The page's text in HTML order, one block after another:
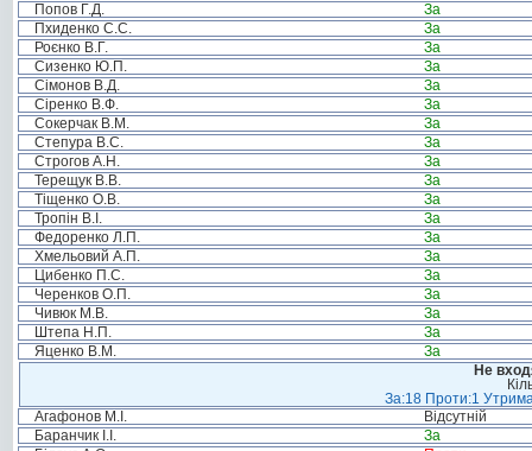
Попов Г.Д.
За
Пхиденко С.С.
За
Роєнко В.Г.
За
Сизенко Ю.П.
За
Сімонов В.Д.
За
Сіренко В.Ф.
За
Сокерчак В.М.
За
Степура В.С.
За
Строгов А.Н.
За
Терещук В.В.
За
Тіщенко О.В.
За
Тропін В.І.
За
Федоренко Л.П.
За
Хмельовий А.П.
За
Цибенко П.С.
За
Черенков О.П.
За
Чивюк М.В.
За
Штепа Н.П.
За
Яценко В.М.
За
Не
За:18 Проти:1
Агафонов М.І.
Відсутній
Баранчик І.І.
За